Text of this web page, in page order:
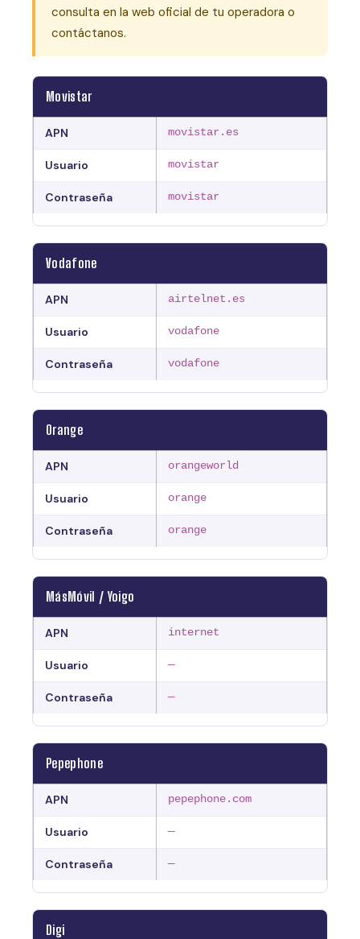
consulta en la web oficial de tu operadora o
contáctanos.
Movistar
APN movistar.es
Usuario movistar
Contraseña movistar
Vodafone
APN airtelnet.es
Usuario vodafone
Contraseña vodafone
Orange
APN orangeworld
Usuario orange
Contraseña orange
MásMóvil / Yoigo
APN internet
Usuario —
Contraseña —
Pepephone
APN pepephone.com
Usuario —
Contraseña —
Digi